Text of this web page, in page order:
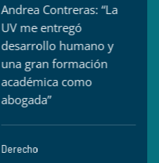
Andrea Contreras: “La
UV me entregó
desarrollo humano y
una gran formación
académica como
abogada”
Derecho